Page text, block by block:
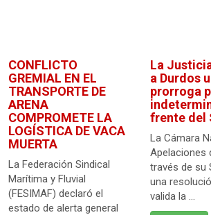
CONFLICTO
GREMIAL EN EL
TRANSPORTE DE
ARENA
COMPROMETE LA
LOGÍSTICA DE VACA
MUERTA
La Federación Sindical
Marítima y Fluvial
(FESIMAF) declaró el
estado de alerta general
La
a Durdos
prorroga
frente del
La Cámara
Apelaciones
través de su
una
valida la ...